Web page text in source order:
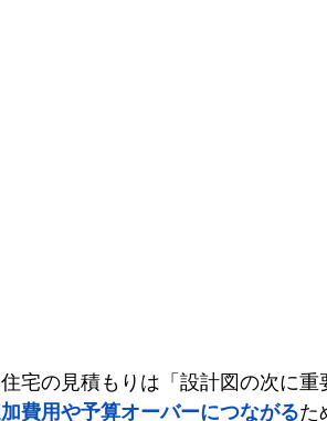
宅の見積もりは「設計図の次に重
費用や予算オーバーにつながるた